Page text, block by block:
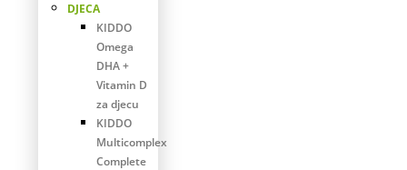
DJECA
KIDDO
Omega
DHA +
Vitamin D
za djecu
KIDDO
Multicomplex
Complete